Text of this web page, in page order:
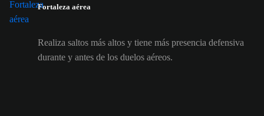
Fortaleza aérea
Realiza saltos más altos y tiene más presencia defensiva
durante y antes de los duelos aéreos.